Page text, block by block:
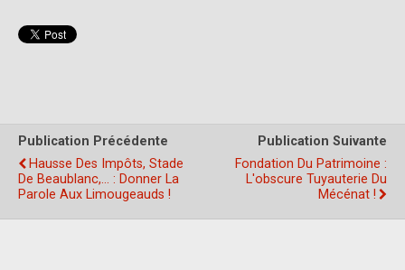
Publication Précédente
Hausse Des Impôts, Stade
De Beaublanc,… : Donner La
Parole Aux Limougeauds !
Publication Suivante
Fondation Du Patrimoine :
L'obscure Tuyauterie Du
Mécénat !